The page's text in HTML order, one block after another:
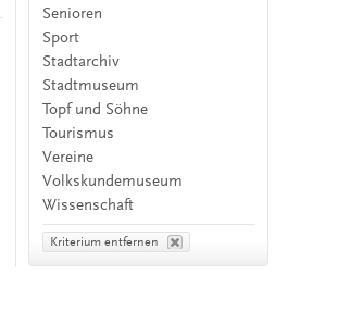
Senioren
Sport
Stadtarchiv
Stadtmuseum
Topf und Söhne
Tourismus
Vereine
Volkskundemuseum
Wissenschaft
Kriterium entfernen